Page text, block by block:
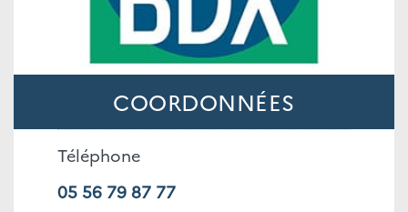
COORDONNÉES
Téléphone
05 56 79 87 77